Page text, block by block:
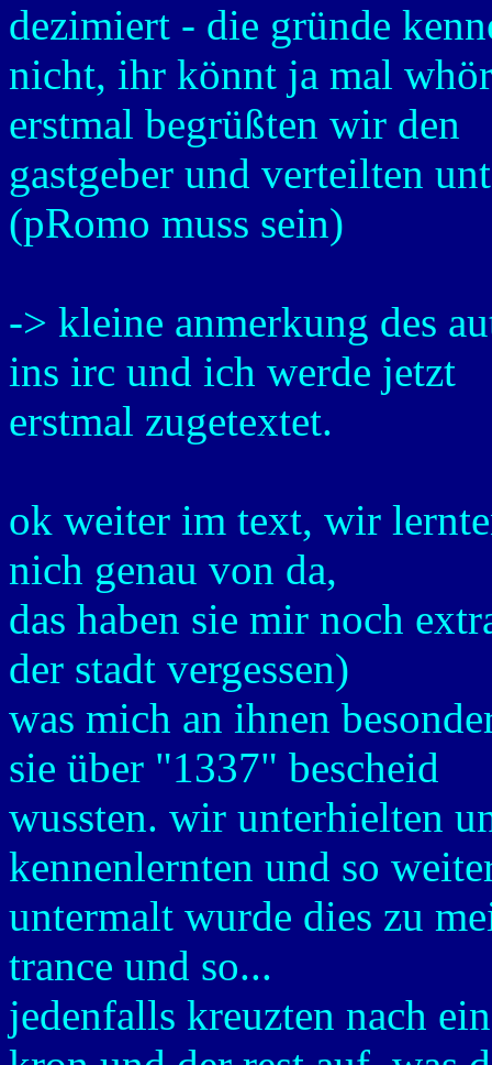
dezimiert - die gründe
nicht, ihr könnt ja mal
erstmal begrüßten wir den
gastgeber und verteilten
(pRomo muss sein)
-> kleine anmerkung des
ins irc und ich werde jetzt
erstmal zugetextet.
ok weiter im text, wir
nich genau von da,
das haben sie mir noch
der stadt vergessen)
was mich an ihnen
sie über "1337" bescheid
wussten. wir unterhielten
kennenlernten und so
untermalt wurde dies zu
trance und so...
jedenfalls kreuzten nach